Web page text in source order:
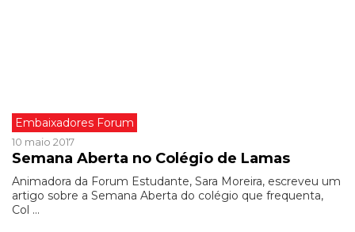
Embaixadores Forum
10 maio 2017
Semana Aberta no Colégio de Lamas
Animadora da Forum Estudante, Sara Moreira, escreveu um
artigo sobre a Semana Aberta do colégio que frequenta,
Col ...